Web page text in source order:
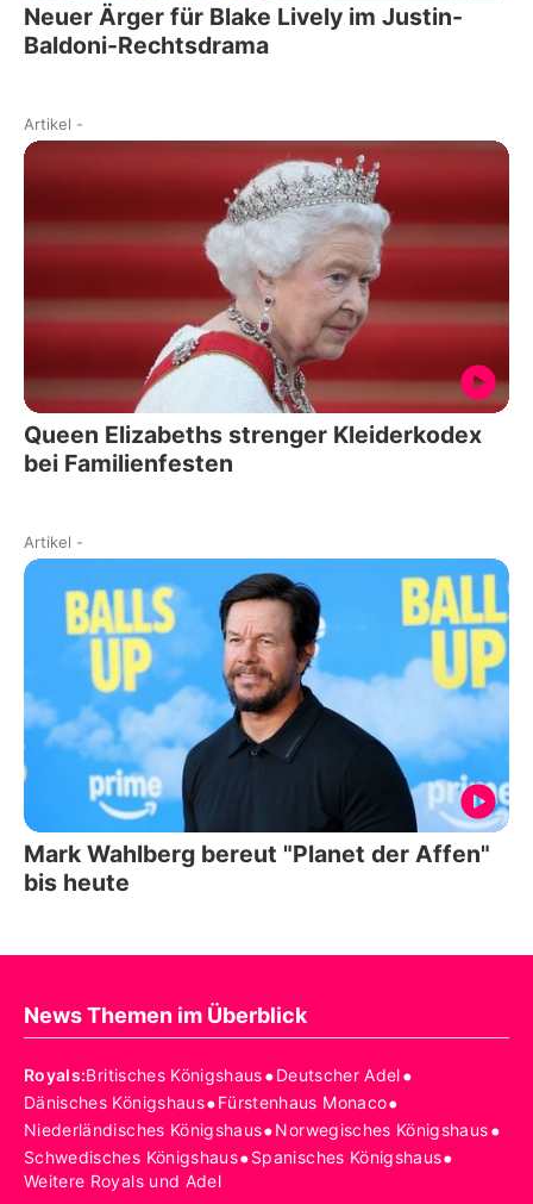
Neuer Ärger für Blake Lively im Justin-
Baldoni-Rechtsdrama
Artikel -
Queen Elizabeths strenger Kleiderkodex
bei Familienfesten
Artikel -
Mark Wahlberg bereut "Planet der Affen"
bis heute
News Themen im Überblick
Royals:Britisches Königshaus•Deutscher Adel•
Dänisches Königshaus•Fürstenhaus Monaco•
Niederländisches Königshaus•Norwegisches Königshaus•
Schwedisches Königshaus•Spanisches Königshaus•
Weitere Royals und Adel